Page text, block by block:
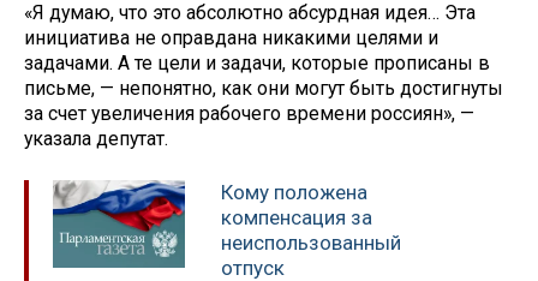
«Я думаю, что это абсолютно абсурдная идея… Эта
инициатива не оправдана никакими целями и
задачами. А те цели и задачи, которые прописаны в
письме, — непонятно, как они могут быть достигнуты
за счет увеличения рабочего времени россиян», —
указала депутат.
Кому положена
компенсация за
неиспользованный
отпуск